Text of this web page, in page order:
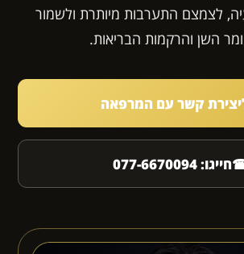
לצמצם התערבות מיותרת ולשמור
השן והרקמות הבריאות.
קשר עם המרפאה
חייגו: 077-6670094